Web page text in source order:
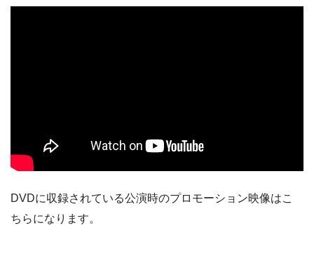
DVDに収録されている公演時のプロモーション映像はこ
ちらになります。